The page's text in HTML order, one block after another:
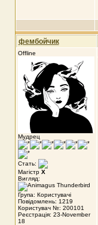
фембойчик
Offline
Мудрец
Стать:
Магістр X
Вигляд:
Група: Користувачі
Повідомлень: 1219
Користувач №: 200101
Реєстрація: 23-November
18